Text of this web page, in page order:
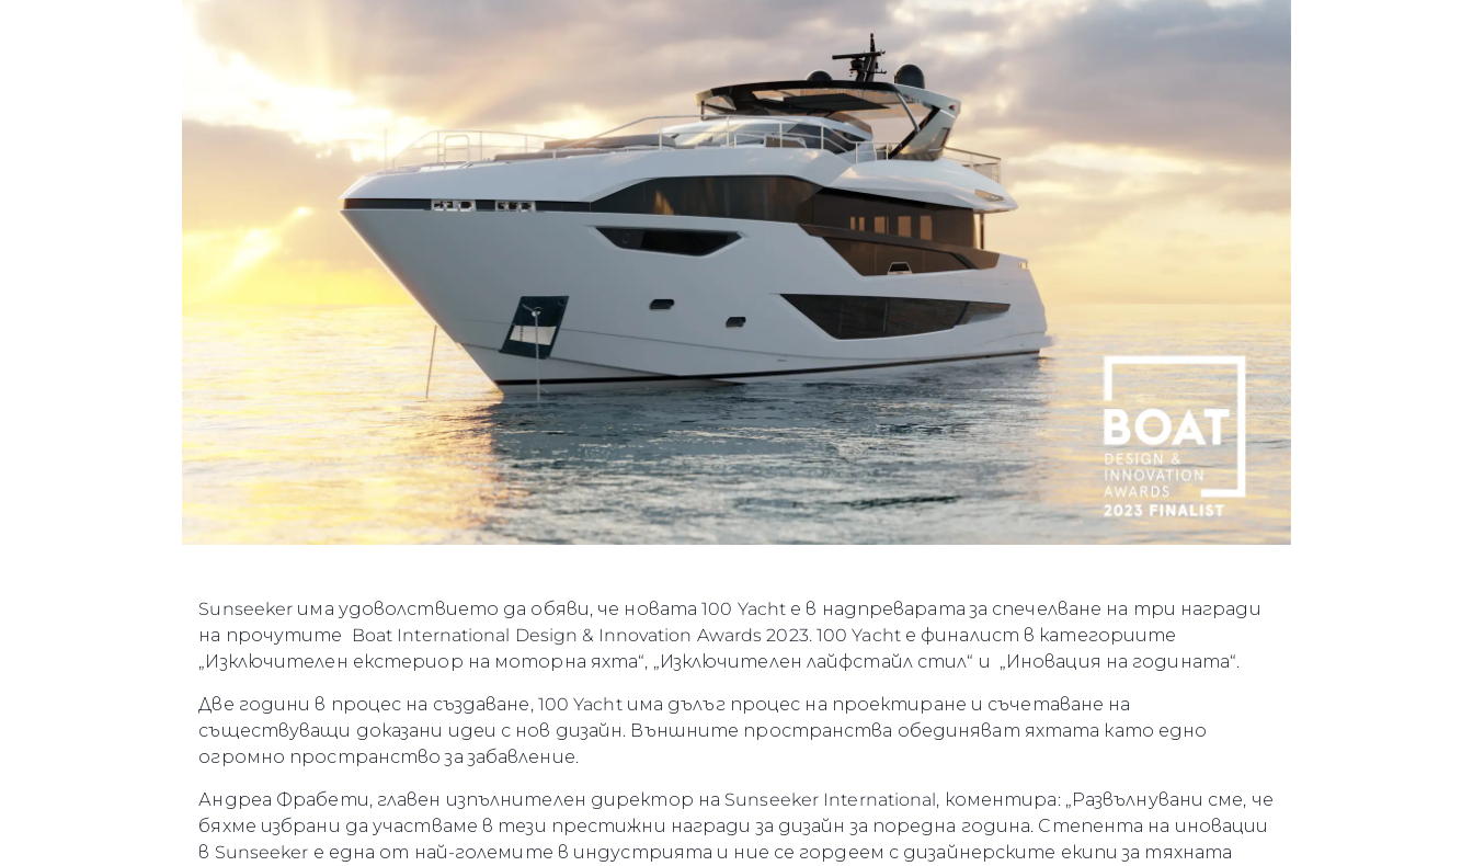
Sunseeker има удоволствието да обяви, че новата 100 Yacht е в надпреварата за спечелване на три награди
на прочутите Boat International Design & Innovation Awards 2023. 100 Yacht е финалист в категориите
„Изключителен екстериор на моторна яхта“, „Изключителен лайфстайл стил“ и „Иновация на годината“.
Две години в процес на създаване, 100 Yacht има дълъг процес на проектиране и съчетаване на
съществуващи доказани идеи с нов дизайн. Външните пространства обединяват яхтата като едно
огромно пространство за забавление.
Андреа Фрабети, главен изпълнителен директор на Sunseeker International, коментира: „Развълнувани сме, че
бяхме избрани да участваме в тези престижни награди за дизайн за поредна година. Степента на иновации
в Sunseeker е една от най-големите в индустрията и ние се гордеем с дизайнерските екипи за тяхната